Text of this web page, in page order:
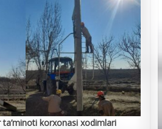
korxonasi xodimlari